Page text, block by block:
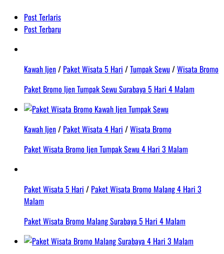
Post Terlaris
Post Terbaru
Kawah Ijen/ Paket Wisata 5 Hari /Tumpak Sewu/Wisata Bromo
Paket Bromo Ijen Tumpak Sewu Surabaya 5 Hari 4 Malam
Kawah Ijen/ Paket Wisata 4 Hari /Wisata Bromo
Paket Wisata Bromo Ijen Tumpak Sewu 4 Hari 3 Malam
Paket Wisata 5 Hari / Paket Wisata Bromo Malang 4 Hari 3
Malam
Paket Wisata Bromo Malang Surabaya 5 Hari 4 Malam